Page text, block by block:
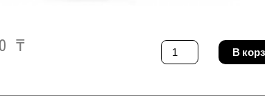
₸
Количество
товара
Лопата
В